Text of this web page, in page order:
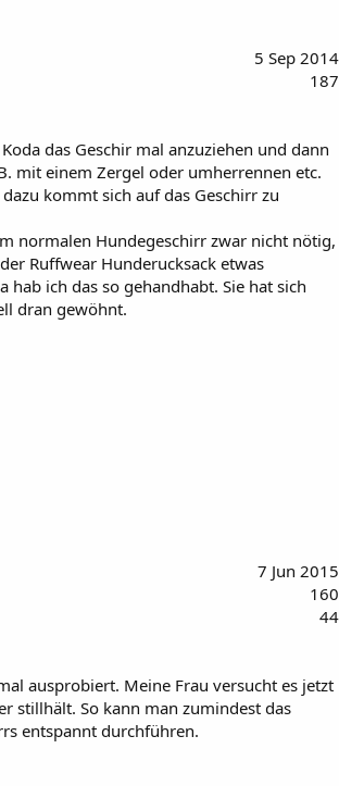
5 Sep 2014
187
das Geschir mal anzuziehen und dann
mit einem Zergel oder umherrennen etc.
kommt sich auf das Geschirr zu
normalen Hundegeschirr zwar nicht nötig,
Ruffwear Hunderucksack etwas
hab ich das so gehandhabt. Sie hat sich
dran gewöhnt.
7 Jun 2015
160
44
ausprobiert. Meine Frau versucht es jetzt
stillhält. So kann man zumindest das
entspannt durchführen.